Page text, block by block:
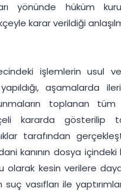
yönünde hüküm
karar verildiği
işlemlerin usul
aşamalarda
toplanan tüm
kararda gösterilip
tarafından
kanının dosya
kesin verilere
vasıfları ile